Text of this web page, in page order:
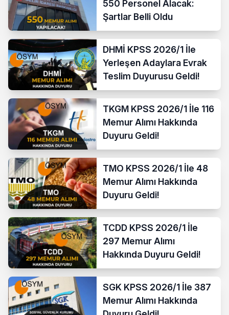
550 Personel Alacak:
Şartlar Belli Oldu
DHMİ KPSS 2026/1 İle
Yerleşen Adaylara Evrak
Teslim Duyurusu Geldi!
TKGM KPSS 2026/1 İle 116
Memur Alımı Hakkında
Duyuru Geldi!
TMO KPSS 2026/1 İle 48
Memur Alımı Hakkında
Duyuru Geldi!
TCDD KPSS 2026/1 İle
297 Memur Alımı
Hakkında Duyuru Geldi!
SGK KPSS 2026/1 İle 387
Memur Alımı Hakkında